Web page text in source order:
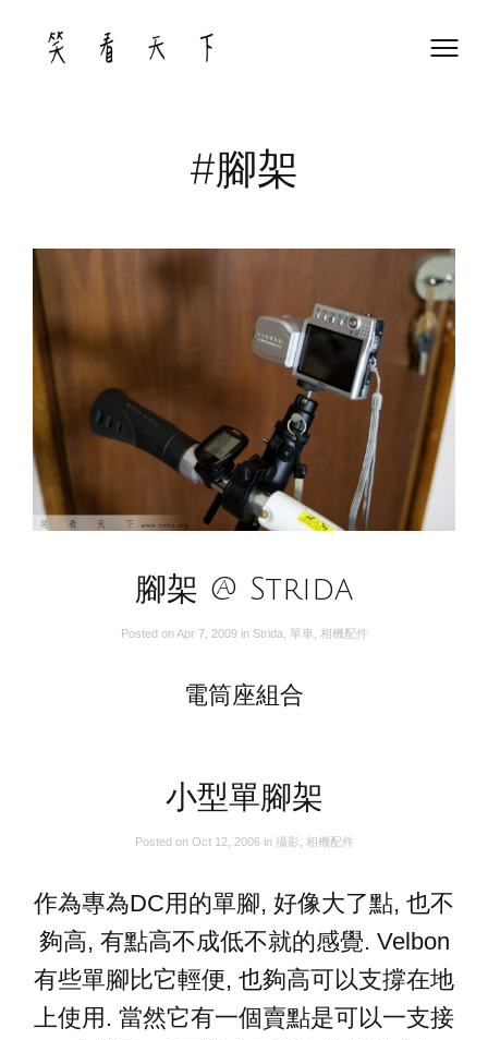
content
#腳架
腳架 @ Strida
Posted onApr 7, 2009 in Strida 單車 相機配件
電筒座組合
小型單腳架
Posted on Oct 12, 2006 in 攝影 相機配件
作為專為DC用的單腳, 好像大了點, 也不
夠高, 有點高不成低不就的感覺. Velbon
有些單腳比它輕便, 也夠高可以支撐在地
上使用. 當然它有一個賣點是可以一支接